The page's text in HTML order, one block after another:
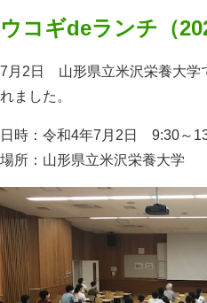
ウコギdeランチ（
7月2日 山形県立米沢栄養大学
れました。
日時：令和4年7月2日 9:30～
場所：山形県立米沢栄養大学